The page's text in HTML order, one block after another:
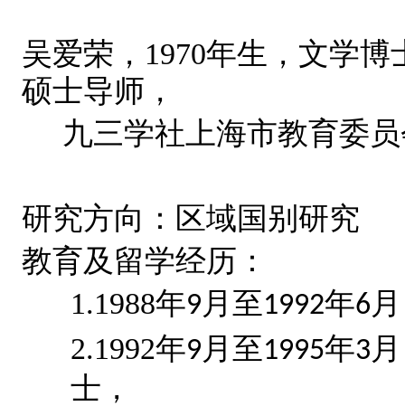
吴爱荣， 1970年生，文学博
硕士导师，
九三学社上海市教育委
研究方向：区域国别研究
教育及留学经历：
1.1988年9 月至1992年6
2.1992年9 月至1995年3
士，